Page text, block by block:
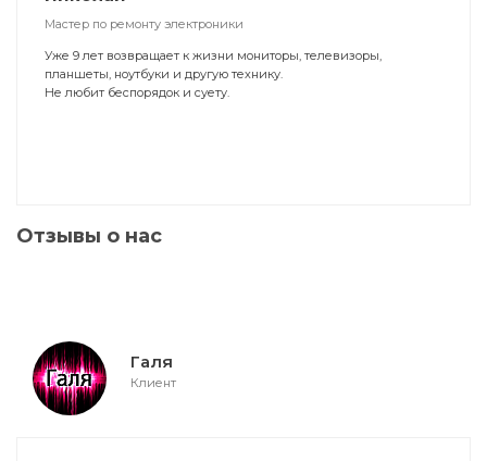
Мастер по ремонту электроники
Уже 9 лет возвращает к жизни мониторы, телевизоры,
планшеты, ноутбуки и другую технику.
Не любит беспорядок и суету.
Отзывы о нас
Галя
Клиент